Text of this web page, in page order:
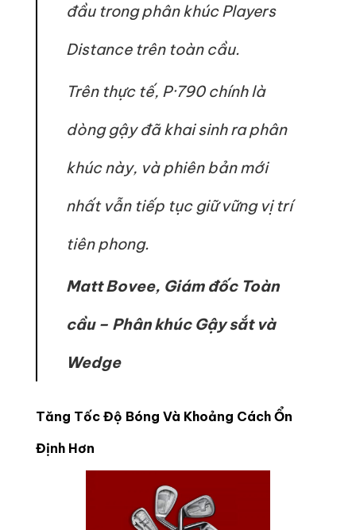
đầu trong phân khúc Players
Distance trên toàn cầu.
Trên thực tế, P·790 chính là
dòng gậy đã khai sinh ra phân
khúc này, và phiên bản mới
nhất vẫn tiếp tục giữ vững vị trí
tiên phong.
Matt Bovee, Giám đốc Toàn
cầu – Phân khúc Gậy sắt và
Wedge
Tăng Tốc Độ Bóng Và Khoảng Cách Ổn
Định Hơn